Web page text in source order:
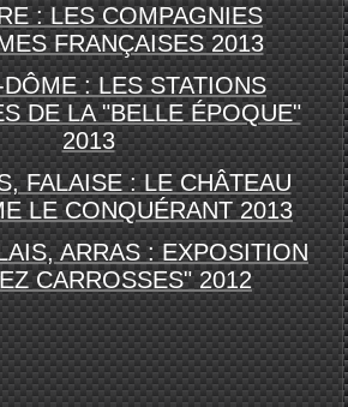
: LES COMPAGNIES
FRANÇAISES 2013
DÔME : LES STATIONS
DE LA "BELLE ÉPOQUE"
2013
FALAISE : LE CHÂTEAU
LE CONQUÉRANT 2013
ARRAS : EXPOSITION
CARROSSES" 2012